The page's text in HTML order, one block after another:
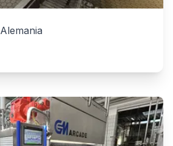
Alemania